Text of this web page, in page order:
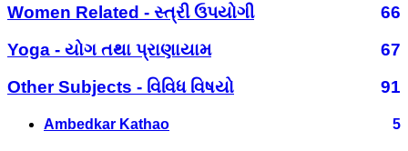
Women Related - સ્ત્રી ઉપયોગી
66
Yoga - યોગ તથા પ્રાણાયામ
67
Other Subjects - વિવિધ વિષયો
91
Ambedkar Kathao 5